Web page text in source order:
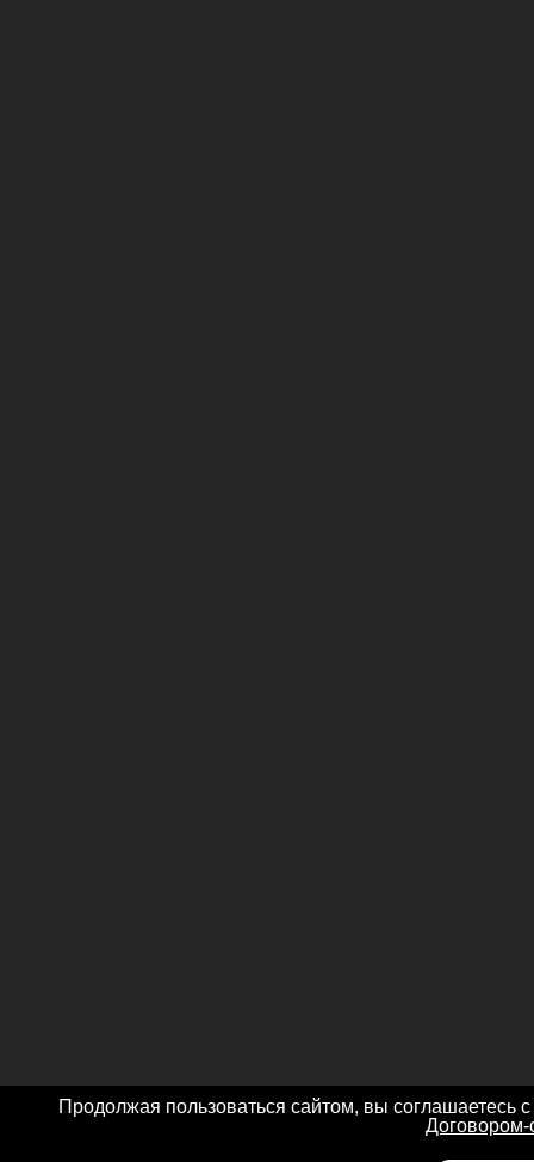
Продолжая пользоваться сайтом, вы соглашаетесь